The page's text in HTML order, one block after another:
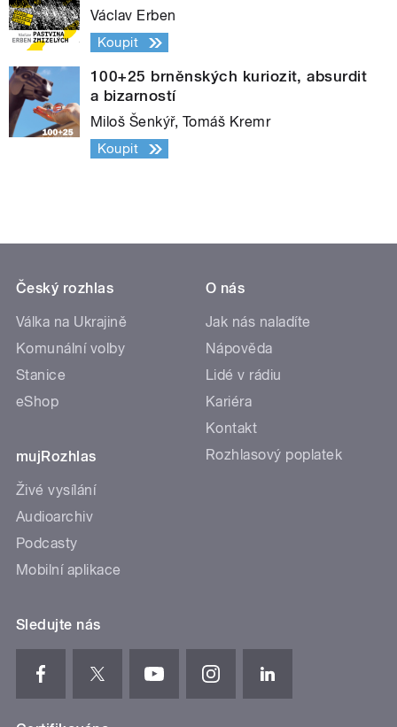
Václav Erben
Koupit
100+25 brněnských kuriozit, absurdit
a bizarností
Miloš Šenkýř, Tomáš Kremr
Koupit
Český rozhlas
Válka na Ukrajině
Komunální volby
Stanice
eShop
mujRozhlas
Živé vysílání
Audioarchiv
Podcasty
Mobilní aplikace
O nás
Jak nás naladíte
Nápověda
Lidé v rádiu
Kariéra
Kontakt
Rozhlasový poplatek
Sledujte nás